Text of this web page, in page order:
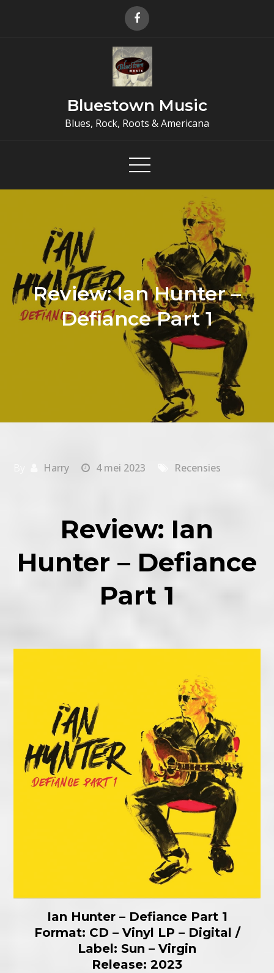
Bluestown Music
Blues, Rock, Roots & Americana
Review: Ian Hunter –
Defiance Part 1
Harry 4 mei 2023 Recensies
Review: Ian
Hunter – Defiance
Part 1
Ian Hunter – Defiance Part 1
Format: CD – Vinyl LP – Digital /
Label: Sun – Virgin
Release: 2023